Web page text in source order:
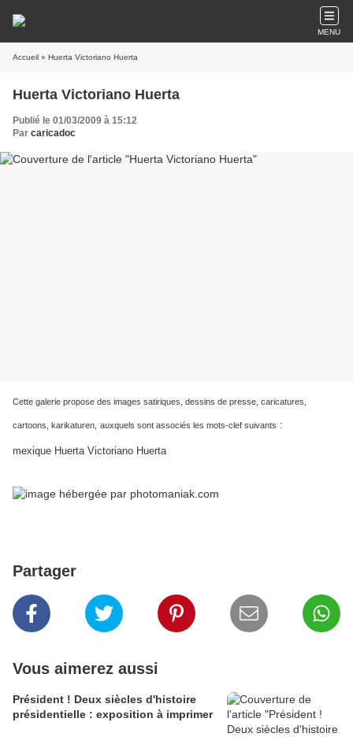
MENU
Accueil » Huerta Victoriano Huerta
Huerta Victoriano Huerta
Publié le 01/03/2009 à 15:12
Par caricadoc
Cette galerie propose des images satiriques, dessins de presse, caricatures,
cartoons, karikaturen, auxquels sont associés les mots-clef suivants :
mexique Huerta Victoriano Huerta
Partager
Vous aimerez aussi
Président ! Deux siècles d'histoire
présidentielle : exposition à imprimer